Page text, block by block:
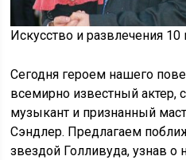
Искусство и развлечения 10
Сегодня героем нашего
всемирно известный актер,
музыкант и признанный
Сэндлер. Предлагаем
звездой Голливуда, узнав о